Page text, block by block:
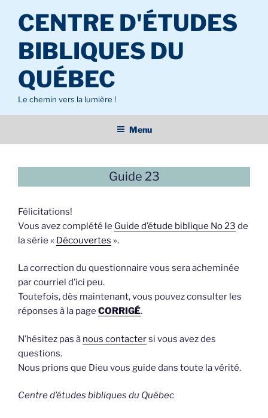
contenu
principal
CENTRE D'ÉTUDES
BIBLIQUES DU
QUÉBEC
Le chemin vers la lumière !
Menu
Guide 23
Félicitations!
Vous avez complété le Guide d’étude biblique No 23 de
la série « Découvertes ».
La correction du questionnaire vous sera acheminée
par courriel d’ici peu.
Toutefois, dès maintenant, vous pouvez consulter les
réponses à la page CORRIGÉ.
N’hésitez pas à nous contactersi vous avez des
questions.
Nous prions que Dieu vous guide dans toute la vérité.
Centre d’études bibliques du Québec